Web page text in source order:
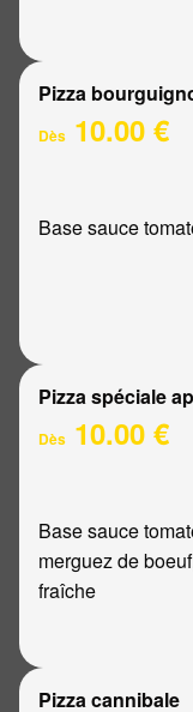
Pizza
Dès 10.00 €
Base sauce
Pizza spéciale
Dès 10.00 €
Base sauce
merguez de
fraîche
Pizza cannibale